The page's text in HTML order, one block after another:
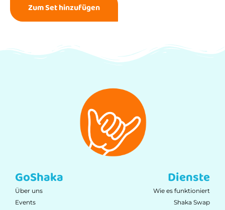
Zum Set hinzufügen
GoShaka
Über uns
Events
Dienste
Wie es funktioniert
Shaka Swap